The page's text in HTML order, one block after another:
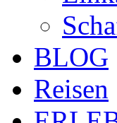
BLOG
Reisen